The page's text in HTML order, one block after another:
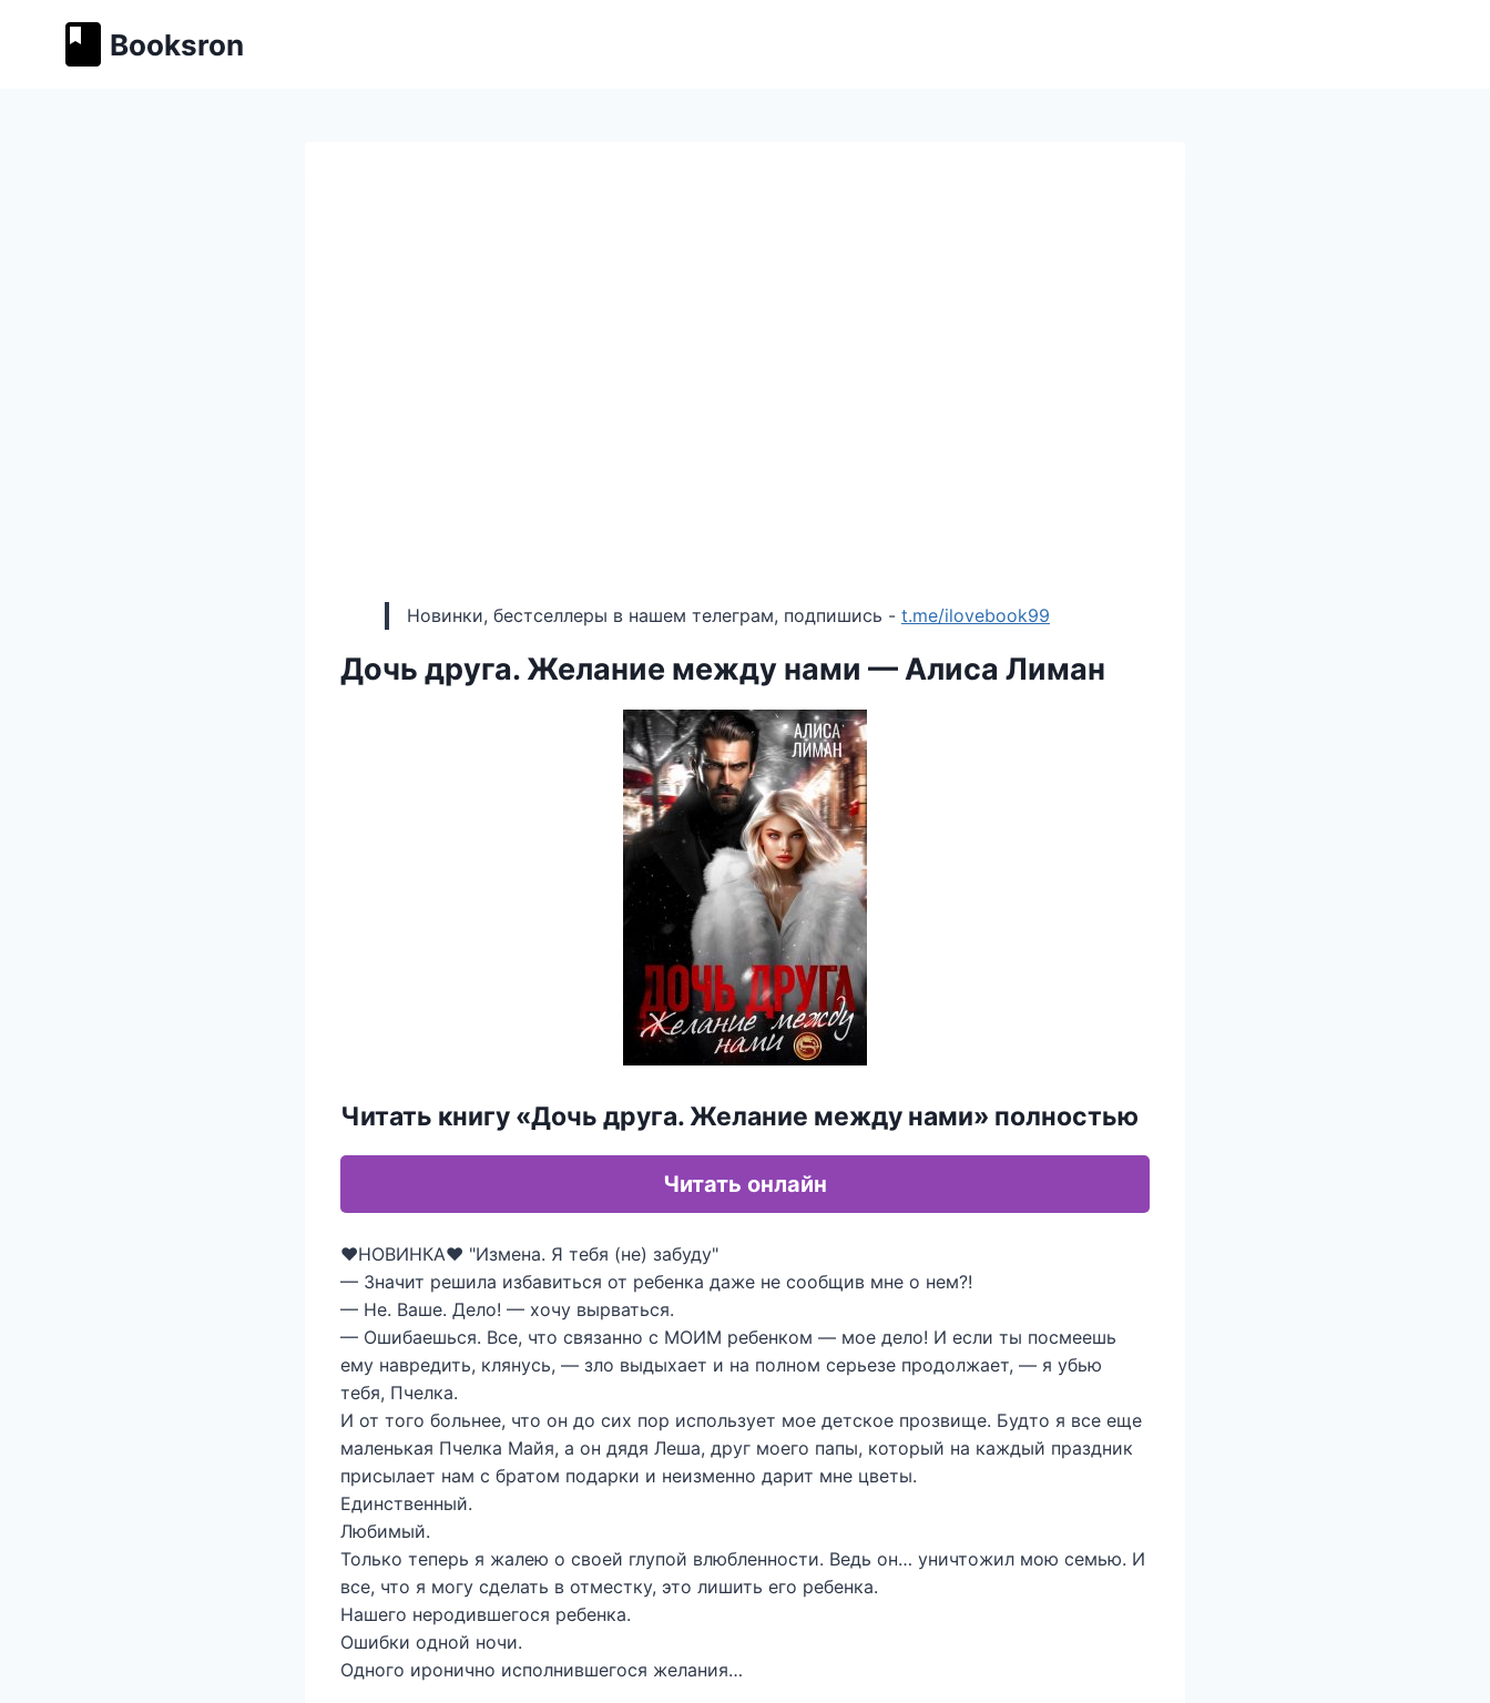
содержимому
Booksron
Новинки, бестселлеры в нашем телеграм, подпишись - t.me/ilovebook99
Дочь друга. Желание между нами — Алиса Лиман
Читать книгу «Дочь друга. Желание между нами» полностью
Читать онлайн
❤️НОВИНКА❤️ "Измена. Я тебя (не) забуду"
— Значит решила избавиться от ребенка даже не сообщив мне о нем?!
— Не. Ваше. Дело! — хочу вырваться.
— Ошибаешься. Все, что связанно с МОИМ ребенком — мое дело! И если ты посмеешь
ему навредить, клянусь, — зло выдыхает и на полном серьезе продолжает, — я убью
тебя, Пчелка.
И от того больнее, что он до сих пор использует мое детское прозвище. Будто я все еще
маленькая Пчелка Майя, а он дядя Леша, друг моего папы, который на каждый праздник
присылает нам с братом подарки и неизменно дарит мне цветы.
Единственный.
Любимый.
Только теперь я жалею о своей глупой влюбленности. Ведь он… уничтожил мою семью. И
все, что я могу сделать в отместку, это лишить его ребенка.
Нашего неродившегося ребенка.
Ошибки одной ночи.
Одного иронично исполнившегося желания…